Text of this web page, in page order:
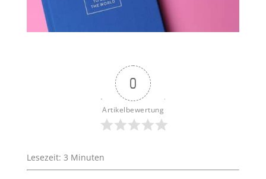
0
Artikelbewertung
Lesezeit: 3 Minuten